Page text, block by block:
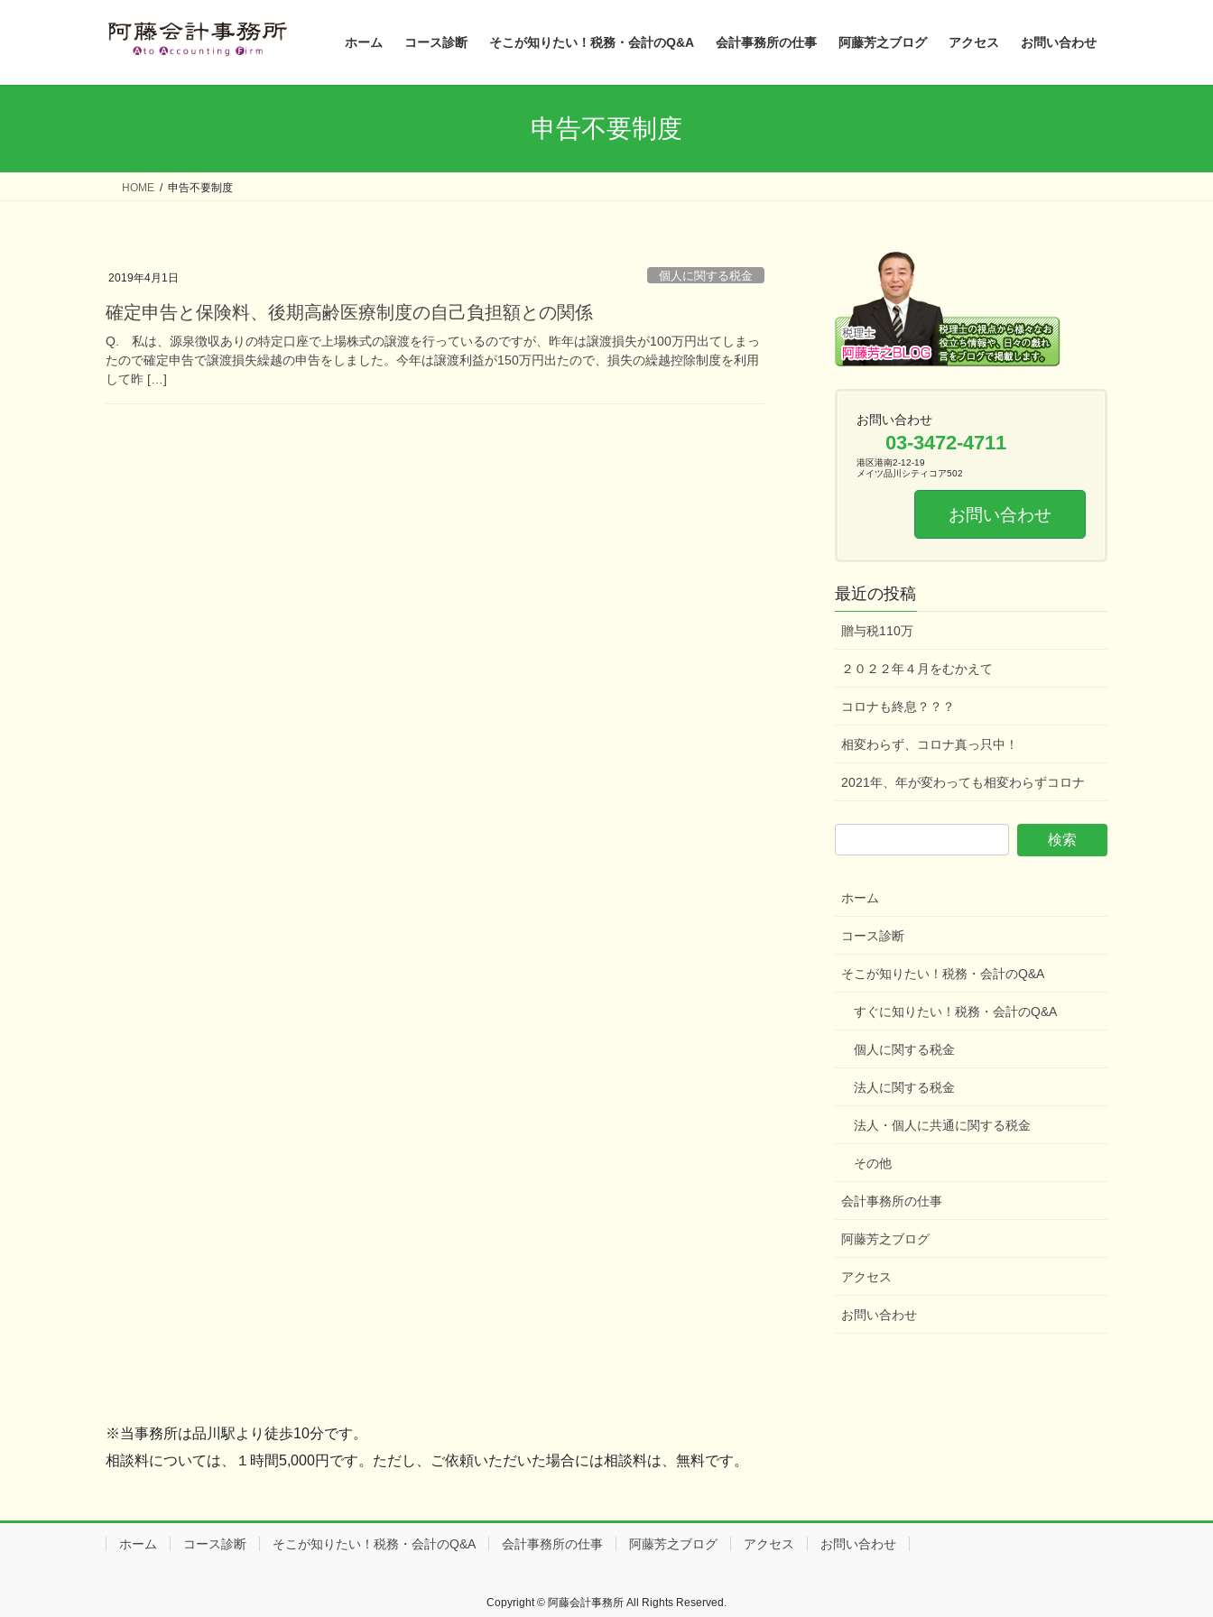
ホーム コース診断 そこが知りたい！税務・会計のQ&A 会計事務所の仕事 阿藤芳之ブログ アクセス お問い合わせ
申告不要制度
HOME 申告不要制度
2019年4月1日 個人に関する税金
確定申告と保険料、後期高齢医療制度の自己負担額との関係
Q. 私は、源泉徴収ありの特定口座で上場株式の譲渡を行っているのですが、昨年は譲渡損失が100万円出てしまっ
たので確定申告で譲渡損失繰越の申告をしました。今年は譲渡利益が150万円出たので、損失の繰越控除制度を利用
して昨 […]
お問い合わせ
03-3472-4711
港区港南2-12-19
メイツ品川シティコア502
お問い合わせ
最近の投稿
贈与税110万
２０２２年４月をむかえて
コロナも終息？？？
相変わらず、コロナ真っ只中！
2021年、年が変わっても相変わらずコロナ
ホーム
コース診断
そこが知りたい！税務・会計のQ&A
すぐに知りたい！税務・会計のQ&A
個人に関する税金
法人に関する税金
法人・個人に共通に関する税金
その他
会計事務所の仕事
阿藤芳之ブログ
アクセス
お問い合わせ
※当事務所は品川駅より徒歩10分です。
相談料については、１時間5,000円です。ただし、ご依頼いただいた場合には相談料は、無料です。
ホーム コース診断 そこが知りたい！税務・会計のQ&A 会計事務所の仕事 阿藤芳之ブログ アクセス お問い合わせ
Copyright © 阿藤会計事務所 All Rights Reserved.